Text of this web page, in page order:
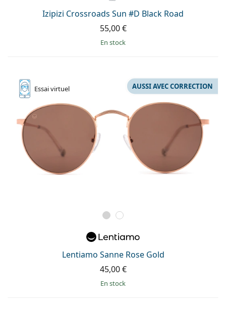
Izipizi Crossroads Sun #D Black Road
55,00 €
en stock
Essaivirtuel
Lentiamo Sanne Rose Gold
AUSSI AVEC CORRECTION
45,00 €
en stock